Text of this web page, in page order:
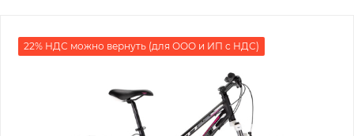
22% НДС можно вернуть (для ООО и ИП с НДС)